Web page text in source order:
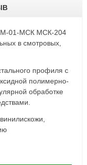
01-МСК МСК-204
в смотровых,
профиля с
полимерно-
обработке